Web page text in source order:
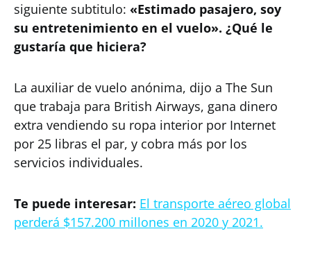
siguiente subtitulo: «Estimado pasajero, soy
su entretenimiento en el vuelo». ¿Qué le
gustaría que hiciera?
La auxiliar de vuelo anónima, dijo a The Sun
que trabaja para British Airways, gana dinero
extra vendiendo su ropa interior por Internet
por 25 libras el par, y cobra más por los
servicios individuales.
Te puede interesar: El transporte aéreo global
perderá $157.200 millones en 2020 y 2021.